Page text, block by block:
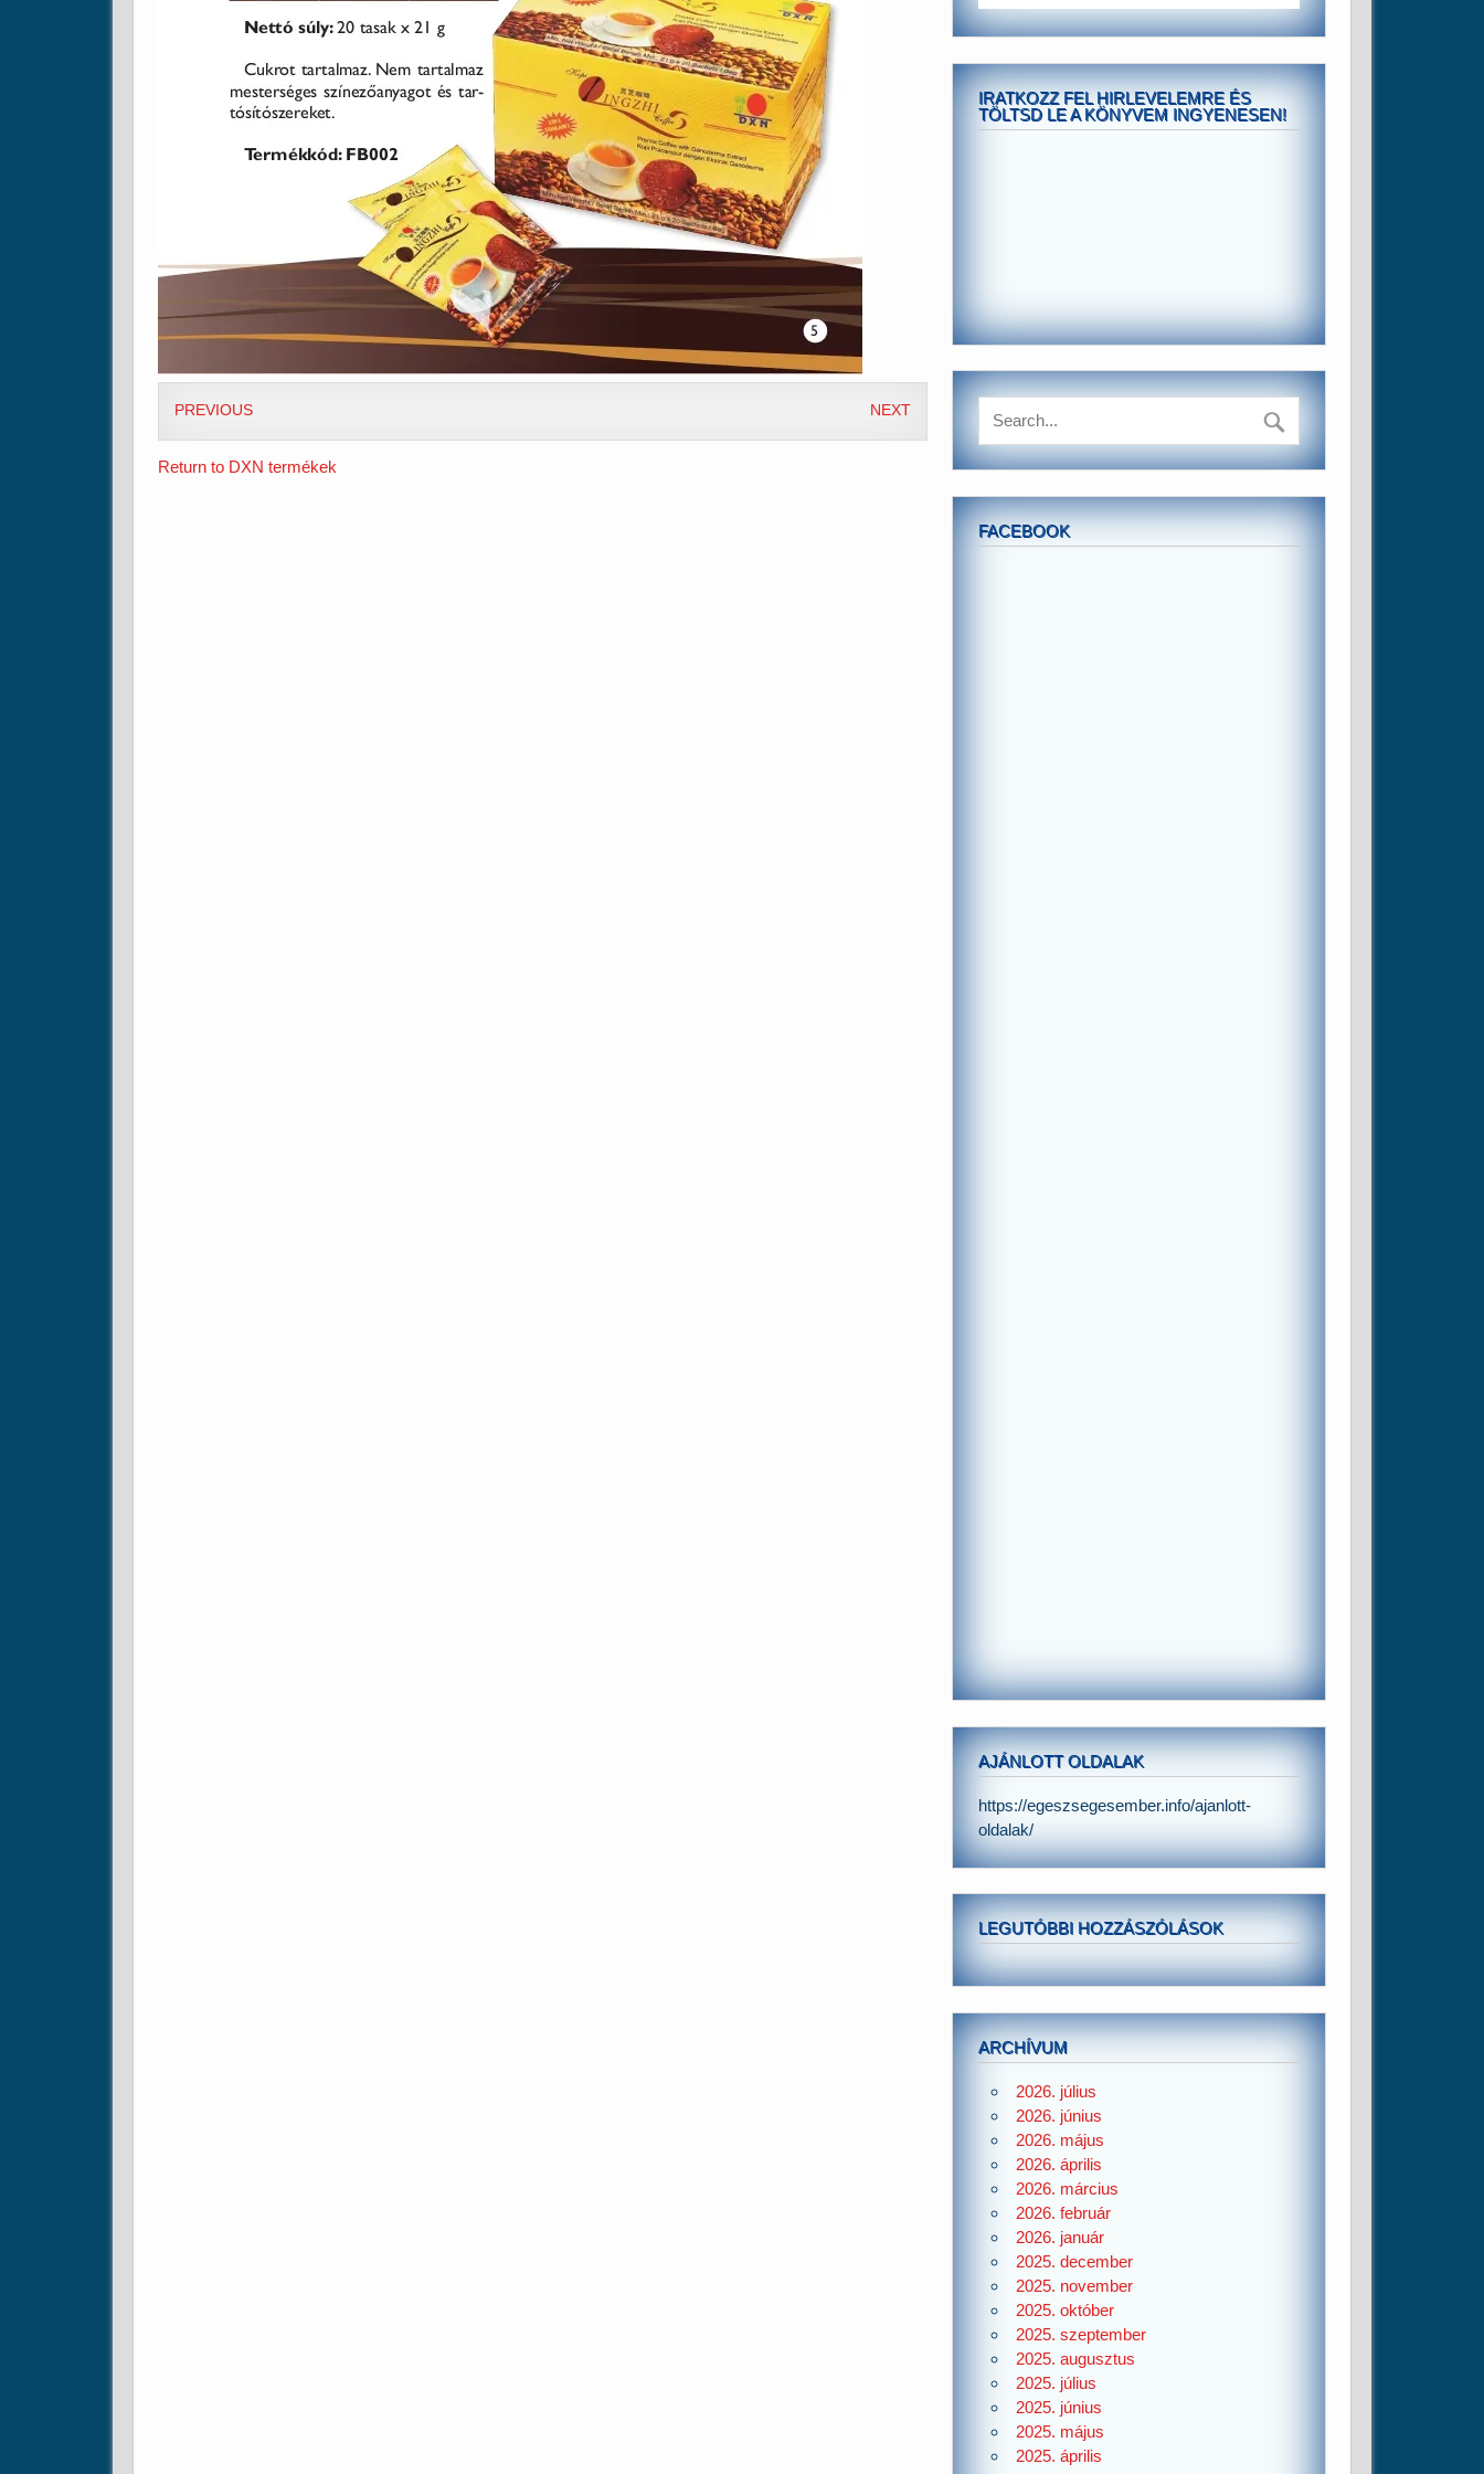
PREVIOUS NEXT
Return to DXN termékek
IRATKOZZ FEL HIRLEVELEMRE ÉS
TÖLTSD LE A KÖNYVEM INGYENESEN!
FACEBOOK
AJÁNLOTT OLDALAK
https://egeszsegesember.info/ajanlott-
oldalak/
LEGUTÓBBI HOZZÁSZÓLÁSOK
ARCHÍVUM
2026. július
2026. június
2026. május
2026. április
2026. március
2026. február
2026. január
2025. december
2025. november
2025. október
2025. szeptember
2025. augusztus
2025. július
2025. június
2025. május
2025. április